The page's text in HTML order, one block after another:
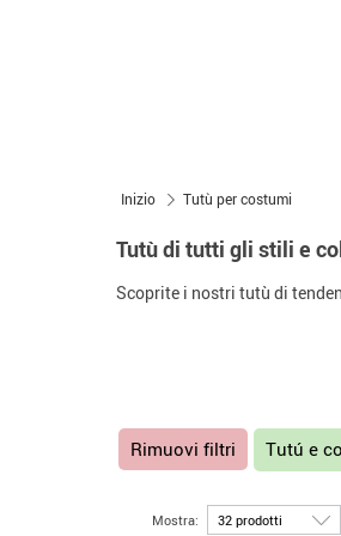
Inizio Tutù per costumi
Tutù di tutti gli stili e
Scoprite i nostri tutù di
Rimuovi filtri Tutú e
Mostra: